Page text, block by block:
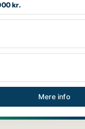
kr.
Mere info